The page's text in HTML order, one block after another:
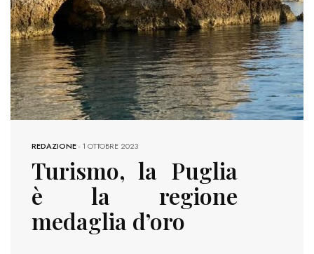
REDAZIONE-1 OTTOBRE 2023
Turismo, la Puglia
è la regione
medaglia d’oro